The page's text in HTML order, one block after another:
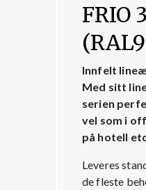
FRIO
Innfelt
Med sitt
serien
vel som i
på hotell
Leveres
de fleste